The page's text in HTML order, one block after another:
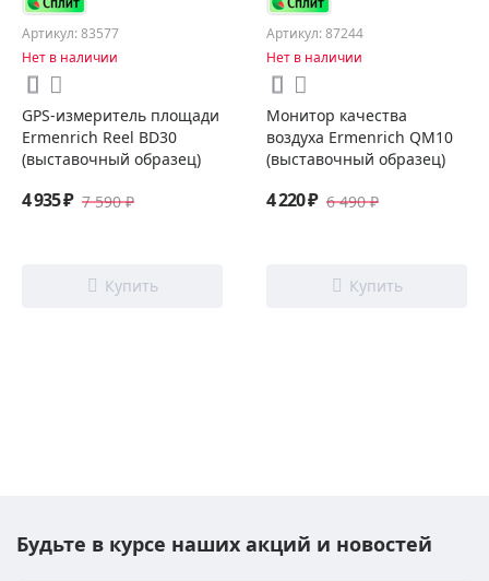
Артикул: 83577
Нет в наличии
GPS-измеритель площади
Ermenrich Reel BD30
(выставочный образец)
4 935 ₽ 7 590 ₽
Артикул: 87244
Нет в наличии
Монитор качества
воздуха Ermenrich QM10
(выставочный образец)
4 220 ₽ 6 490 ₽
Будьте в курсе наших акций и новостей